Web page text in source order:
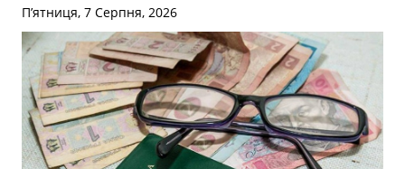
П’ятниця, 7 Серпня, 2026